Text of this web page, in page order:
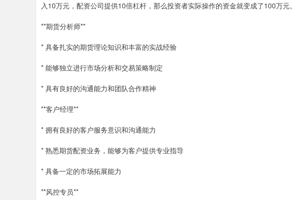
入10万元，配资公司提供10倍杠杆，那么投资者实际操作的资金就变成了100万元。
**期货分析师**
* 具备扎实的期货理论知识和丰富的实战经验
* 能够独立进行市场分析和交易策略制定
* 具有良好的沟通能力和团队合作精神
**客户经理**
* 拥有良好的客户服务意识和沟通能力
* 熟悉期货配资业务，能够为客户提供专业指导
* 具备一定的市场拓展能力
**风控专员**